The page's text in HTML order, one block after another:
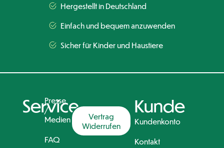
Hergestellt in Deutschland
Einfach und bequem anzuwenden
Sicher für Kinder und Haustiere
Service
Presse
/
Medien
FAQ
Vertrag
Widerrufen
Kunde
Kundenkonto
Kontakt